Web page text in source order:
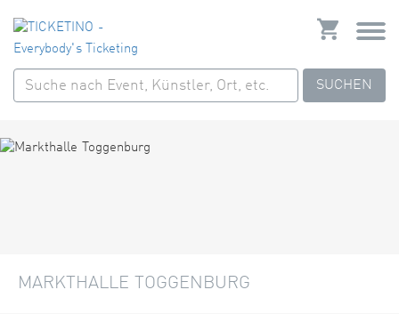
SUCHEN
MARKTHALLE TOGGENBURG